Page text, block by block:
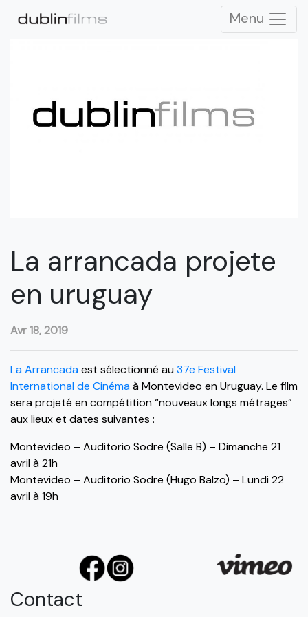
Menu
La arrancada projete
en uruguay
Avr 18, 2019
La Arrancadaest sélectionné au37e Festival
International de Cinémaà Montevideo en Uruguay. Le film
sera projeté en compétition “nouveaux longs métrages”
aux lieux et dates suivantes :
Montevideo – Auditorio Sodre (Salle B) – Dimanche 21
avril à 21h
Montevideo – Auditorio Sodre (Hugo Balzo) – Lundi 22
avril à 19h
Contact